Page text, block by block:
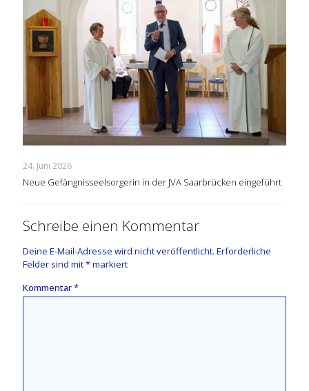
24. Juni 2026
Neue Gefängnisseelsorgerin in der JVA Saarbrücken eingeführt
Schreibe einen Kommentar
Deine E-Mail-Adresse wird nicht veröffentlicht. Erforderliche
Felder sind mit*markiert
Kommentar*